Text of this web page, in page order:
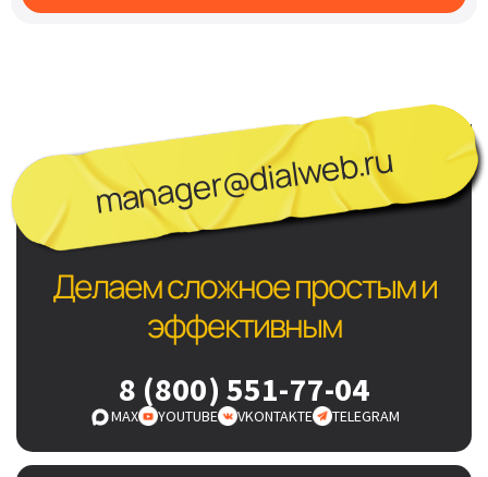
manager@dialweb.ru
Делаем сложное простым и
эффективным
8 (800) 551-77-04
MAX YOUTUBE VKONTAKTE TELEGRAM